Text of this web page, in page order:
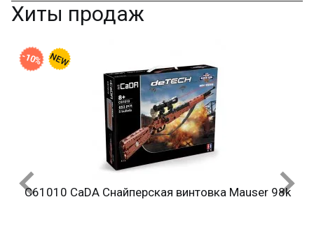
Хиты продаж
C61010 CaDA Снайперская винтовка Mauser 98k
-10%